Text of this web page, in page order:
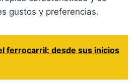
gustos y preferencias.
ferrocarril: desde sus inicios